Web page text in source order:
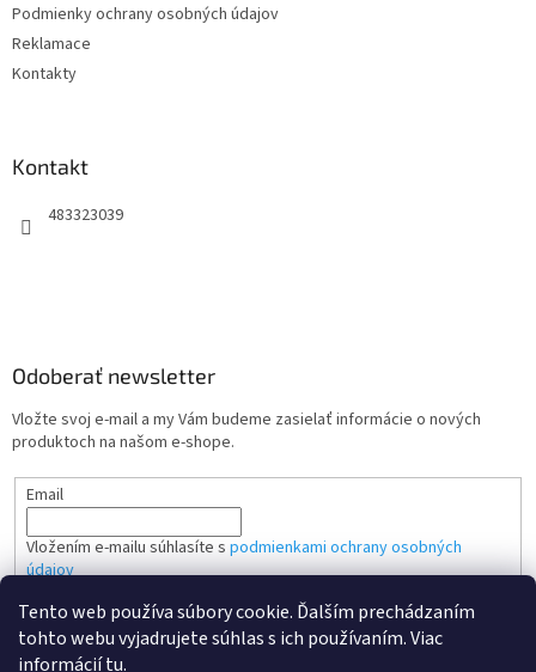
Tento web používa súbory cookie. Ďalším prechádzaním
tohto webu vyjadrujete súhlas s ich používaním. Viac
informáciítu.
Podmienky ochrany osobných údajov
Reklamace
Kontakty
Kontakt
483323039
Odoberať newsletter
Vložte svoj e-mail a my Vám budeme zasielať informácie o nových
produktoch na našom e-shope.
Email
Vložením e-mailu súhlasíte s podmienkami ochrany osobných
údajov
PRIHLÁSIŤ SA